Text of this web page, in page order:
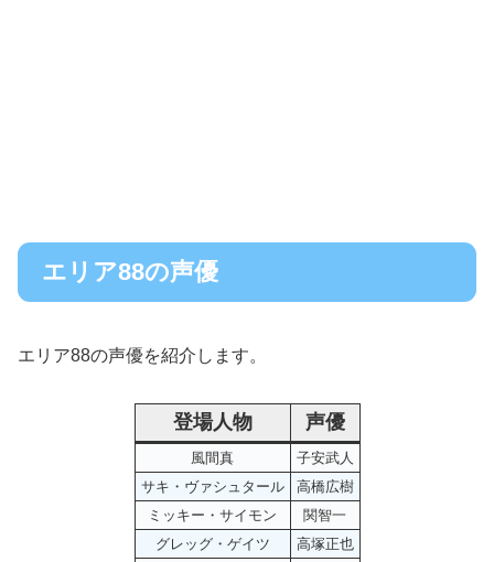
エリア88の声優
エリア88の声優を紹介します。
登場人物 声優
風間真
子安武人
サキ・ヴァシュタール
高橋広樹
ミッキー・サイモン
関智一
グレッグ・ゲイツ
高塚正也